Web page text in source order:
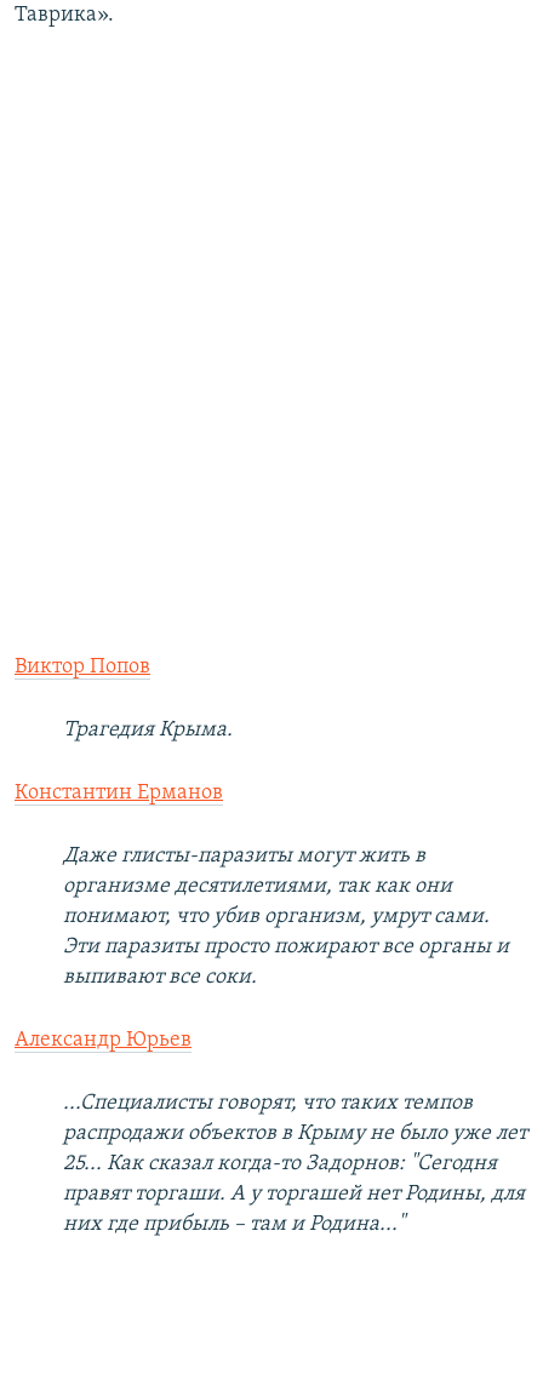
Таврика».
Виктор Попов
Трагедия Крыма.
Константин Ерманов
Даже глисты-паразиты могут жить в
организме десятилетиями, так как они
понимают, что убив организм, умрут сами.
Эти паразиты просто пожирают все органы и
выпивают все соки.
Александр Юрьев
...Специалисты говорят, что таких темпов
распродажи объектов в Крыму не было уже лет
25... Как сказал когда-то Задорнов: "Сегодня
правят торгаши. А у торгашей нет Родины, для
них где прибыль – там и Родина..."